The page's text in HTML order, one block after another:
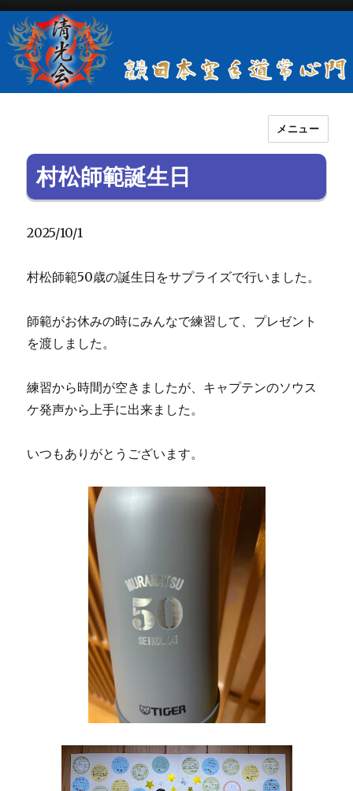
古流現代日本空手道常心門清光会
メニュー
村松師範誕生日
2025/10/1
村松師範50歳の誕生日をサプライズで行いました。
師範がお休みの時にみんなで練習して、プレゼント
を渡しました。
練習から時間が空きましたが、キャプテンのソウス
ケ発声から上手に出来ました。
いつもありがとうございます。